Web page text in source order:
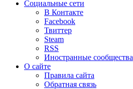
Социальные сети
В Контакте
Facebook
Твиттер
Steam
RSS
Иностранные сообщества
О сайте
Правила сайта
Обратная связь